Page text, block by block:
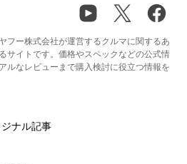
フー株式会社が運営するクルマに関するあ
サイトです。価格やスペックなどの公式情
ルなレビューまで購入検討に役立つ情報を
ナル記事